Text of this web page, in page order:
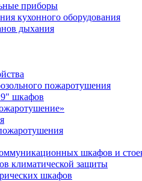
приборы
кухонного оборудования
дыхания
пожаротушения
шкафов
шкафов и
климатической защиты
шкафов